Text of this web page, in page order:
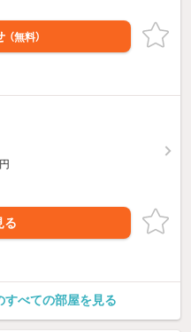
（無料）
る
すべての部屋を見る